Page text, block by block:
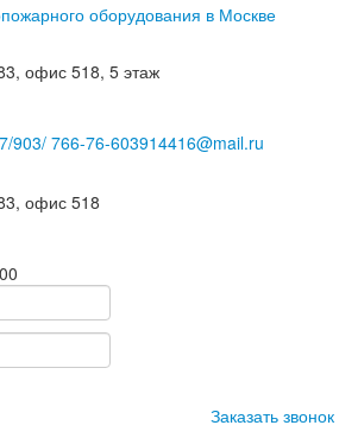
офис 518, 5 этаж
/903/ 766-76-603914416@mail.ru
офис 518
Заказать звонок